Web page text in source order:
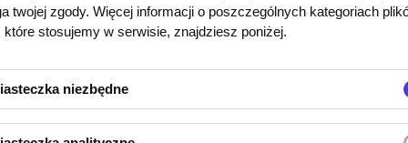
zł
DO KOSZYKA
twojej zgody. Więcej informacji o poszczególnych kategoriach
które stosujemy w serwisie, znajdziesz poniżej.
niezbędne